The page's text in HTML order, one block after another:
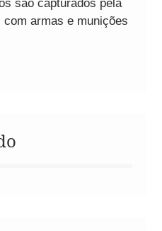
são capturados pela
com armas e munições